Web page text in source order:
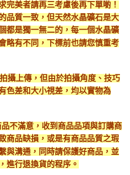
完美者請再三考慮後再下單喲！
品質一致，但天然水晶礦石是大
都是獨一無二的，每一個水晶礦
略有不同，下標前也請您慎重考
攝上傳，但由於拍攝角度、技巧
色差和大小視差，均以實物為
不滿意，收到商品品項與訂購商
商品缺損，或是有商品品質之瑕
與溝通，同時請保護好商品，並
進行退換貨的程序。